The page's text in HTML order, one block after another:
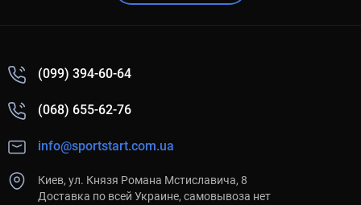
(099) 394-60-64
(068) 655-62-76
info@sportstart.com.ua
Киев, ул. Князя Романа Мстиславича, 8
Доставка по всей Украине, самовывоза нет